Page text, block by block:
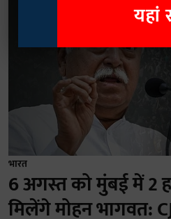
भारत
6 अगस्त को मुंबई में 2
मिलेंगे मोहन भागवत:
यहां